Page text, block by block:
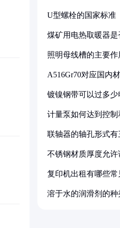
U型螺栓的国家标准
煤矿用电热取暖器
照明母线槽的主要作
A516Gr70对应国内
镀镍钢带可以过多少
计量泵如何达到控
联轴器的轴孔形式
不锈钢材质厚度允
复印机出租有哪些常
溶于水的润滑剂的种